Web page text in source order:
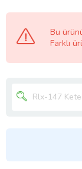
Bu
Farklı